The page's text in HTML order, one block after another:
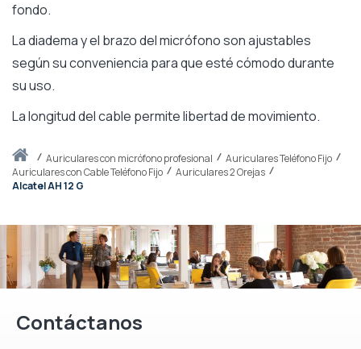
Inicioauriculares con micrófono profesional
Auriculares Teléfono Fijo
Auriculares con Cable Teléfono Fijo
Auriculares 2 Orejas
Alcatel AH 12 G
fondo.
La diadema y el brazo del micrófono son ajustables
según su conveniencia para que esté cómodo durante
su uso.
La longitud del cable permite libertad de movimiento.
Contáctanos